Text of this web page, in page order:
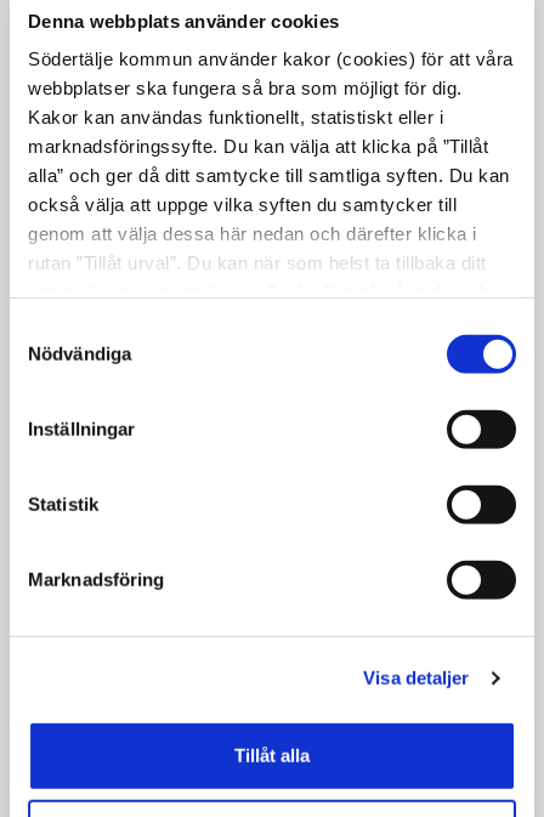
Denna webbplats använder cookies
Södertälje kommun använder kakor (cookies) för att våra
webbplatser ska fungera så bra som möjligt för dig.
Kakor kan användas funktionellt, statistiskt eller i
marknadsföringssyfte. Du kan välja att klicka på ”Tillåt
alla” och ger då ditt samtycke till samtliga syften. Du kan
också välja att uppge vilka syften du samtycker till
genom att välja dessa här nedan och därefter klicka i
rutan ”Tillåt urval”. Du kan när som helst ta tillbaka ditt
"Visa detaljer" kan du läsa om hur kakorna används och
hur vi och våra leverantörer inhämtar och behandlar
Nödvändiga
Inställningar
Statistik
Marknadsföring
Visa detaljer
Tillåt alla
riksdag och regering på vilka förändringar
som krävs för att kommuner ska ges
möjligheter att upptäcka och stoppa
kriminalitet i välfärden.
På seminariet medverkar bland annat
justitieminister Morgan Johansson (S),
justitieutskottets ordförande Beatrice Ask
(M), Gunnar Appelgren, kommissarie
polismyndigheten Region Stockholm, Pia
insats mot grovt organiserad brottslighet,
Länstidningen i Södertälje och Roger
och bedrägerier i Södertälje kommun.
bankomat
Datum:Tisdagen den4 juli 2017
Plats:Wisby Strand Congress, lokal Viklau,
Moderator:Annika Dopping